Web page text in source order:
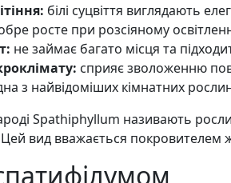
білі суцвіття виглядають
росте при розсіяному
не займає багато місця та
сприяє зволоженню
з найвідоміших кімнатних
Spathiphyllum називають
вид вважається покровителем